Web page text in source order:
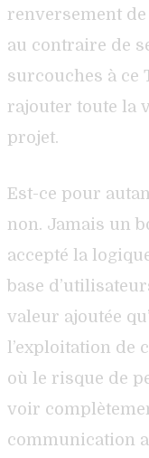
renversement
au contraire de
surcouches à
rajouter toute la
projet.
Est-ce pour
non. Jamais un
accepté la
base
valeur ajoutée
l’exploitation de
où le risque de
voir
communication